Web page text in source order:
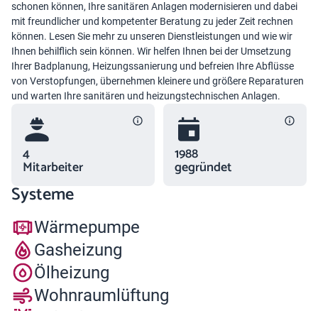
schonen können, Ihre sanitären Anlagen modernisieren und dabei
mit freundlicher und kompetenter Beratung zu jeder Zeit rechnen
können. Lesen Sie mehr zu unseren Dienstleistungen und wie wir
Ihnen behilflich sein können. Wir helfen Ihnen bei der Umsetzung
Ihrer Badplanung, Heizungssanierung und befreien Ihre Abflüsse
von Verstopfungen, übernehmen kleinere und größere Reparaturen
und warten Ihre sanitären und heizungstechnischen Anlagen.
4
Mitarbeiter
1988
gegründet
Systeme
Wärmepumpe
Gasheizung
Ölheizung
Wohnraumlüftung